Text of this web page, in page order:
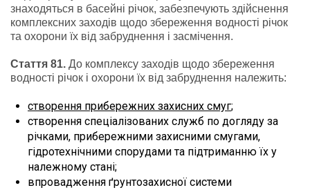
знаходяться в басейні річок, забезпечують здійснення
комплексних заходів щодо збереження водності річок
та охорони їх від забруднення і засмічення.
Стаття 81. До комплексу заходів щодо збереження
водності річок і охорони їх від забруднення належить:
створення прибережних захисних смуг;
створення спеціалізованих служб по догляду за
річками, прибережними захисними смугами,
гідротехнічними спорудами та підтриманню їх у
належному стані;
впровадження ґрунтозахисної системи